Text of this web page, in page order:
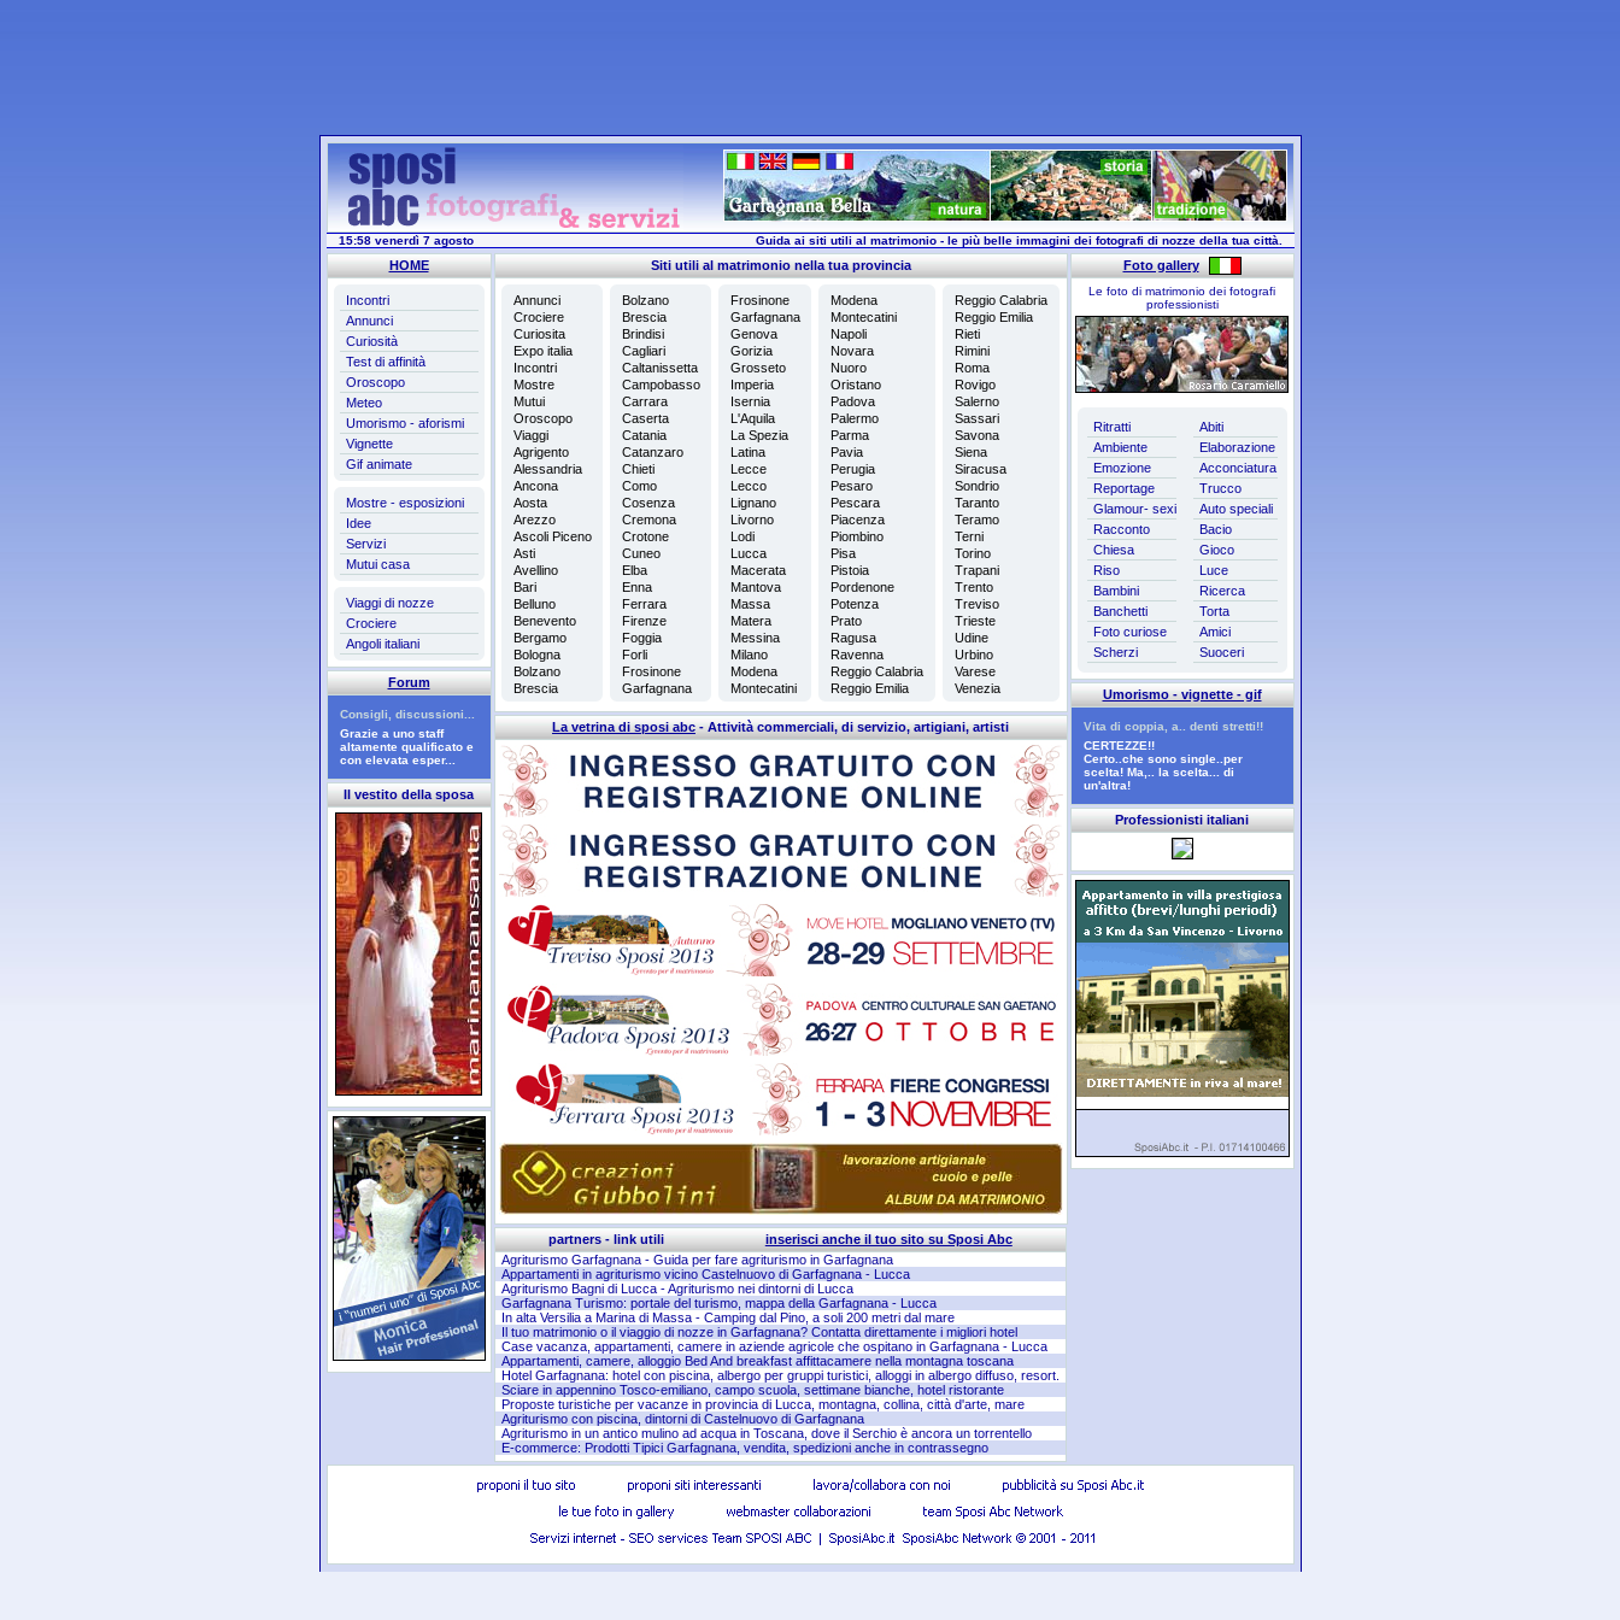
Guida ai siti utili al matrimonio - le più belle immagini dei fotografi di nozze della tua città.
15:58 venerdì 7 agosto
HOME
Incontri
Annunci
Curiosità
Test di affinità
Oroscopo
Meteo
Umorismo - aforismi
Vignette
Gif animate
Mostre - esposizioni
Idee
Servizi
Mutui casa
Viaggi di nozze
Crociere
Angoli italiani
Forum
Consigli, discussioni...
Grazie a uno staff
altamente qualificato e
con elevata esper...
Il vestito della sposa
Siti utili al matrimonio nella tua provincia
Annunci
Crociere
Curiosita
Expo italia
Incontri
Mostre
Mutui
Oroscopo
Viaggi
Agrigento
Alessandria
Ancona
Aosta
Arezzo
Ascoli Piceno
Asti
Avellino
Bari
Belluno
Benevento
Bergamo
Bologna
Bolzano
Brescia
Bolzano
Brescia
Brindisi
Cagliari
Caltanissetta
Campobasso
Carrara
Caserta
Catania
Catanzaro
Chieti
Como
Cosenza
Cremona
Crotone
Cuneo
Elba
Enna
Ferrara
Firenze
Foggia
Forli
Frosinone
Garfagnana
Frosinone
Garfagnana
Genova
Gorizia
Grosseto
Imperia
Isernia
L'Aquila
La Spezia
Latina
Lecce
Lecco
Lignano
Livorno
Lodi
Lucca
Macerata
Mantova
Massa
Matera
Messina
Milano
Modena
Montecatini
Modena
Montecatini
Napoli
Novara
Nuoro
Oristano
Padova
Palermo
Parma
Pavia
Perugia
Pesaro
Pescara
Piacenza
Piombino
Pisa
Pistoia
Pordenone
Potenza
Prato
Ragusa
Ravenna
Reggio Calabria
Reggio Emilia
Reggio Calabria
Reggio Emilia
Rieti
Rimini
Roma
Rovigo
Salerno
Sassari
Savona
Siena
Siracusa
Sondrio
Taranto
Teramo
Terni
Torino
Trapani
Trento
Treviso
Trieste
Udine
Urbino
Varese
Venezia
La vetrina di sposi abc- Attività commerciali, di servizio, artigiani, artisti
partners - link utiliinserisci anche il tuo sito su Sposi Abc
Agriturismo Garfagnana - Guida per fare agriturismo in Garfagnana
Appartamenti in agriturismo vicino Castelnuovo di Garfagnana - Lucca
Agriturismo Bagni di Lucca - Agriturismo nei dintorni di Lucca
Garfagnana Turismo: portale del turismo, mappa della Garfagnana - Lucca
In alta Versilia a Marina di Massa - Camping dal Pino, a soli 200 metri dal mare
Il tuo matrimonio o il viaggio di nozze in Garfagnana? Contatta direttamente i migliori hotel
Case vacanza, appartamenti, camere in aziende agricole che ospitano in Garfagnana - Lucca
Appartamenti, camere, alloggio Bed And breakfast affittacamere nella montagna toscana
Hotel Garfagnana: hotel con piscina, albergo per gruppi turistici, alloggi in albergo diffuso, resort.
Sciare in appennino Tosco-emiliano, campo scuola, settimane bianche, hotel ristorante
Proposte turistiche per vacanze in provincia di Lucca, montagna, collina, città d'arte, mare
Agriturismo con piscina, dintorni di Castelnuovo di Garfagnana
Agriturismo in un antico mulino ad acqua in Toscana, dove il Serchio è ancora un torrentello
E-commerce: Prodotti Tipici Garfagnana, vendita, spedizioni anche in contrassegno
Foto gallery
Le foto di matrimonio dei fotografi
professionisti
Ritratti
Ambiente
Emozione
Reportage
Glamour- sexi
Racconto
Chiesa
Riso
Bambini
Banchetti
Foto curiose
Scherzi
Abiti
Elaborazione
Acconciatura
Trucco
Auto speciali
Bacio
Gioco
Luce
Ricerca
Torta
Amici
Suoceri
Umorismo - vignette - gif
Vita di coppia, a.. denti stretti!!
CERTEZZE!!
Certo..che sono single..per
scelta! Ma,.. la scelta... di
un'altra!
Professionisti italiani